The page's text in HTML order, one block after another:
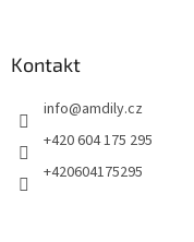
Kontakt
info@amdily.cz
+420 604 175 295
+420604175295